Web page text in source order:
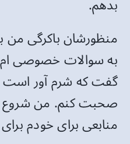
منظورشان باکرگی من
به سوالات خصوصی
گفت که شرم آور است
صحبت کنم. من شروع
منابعی برای خودم